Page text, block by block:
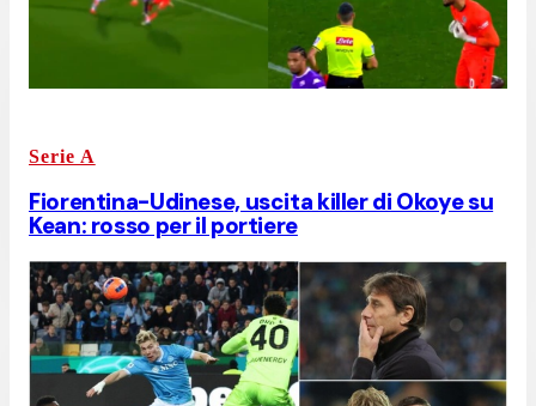
Serie A
Fiorentina-Udinese, uscita killer di Okoye su
Kean: rosso per il portiere